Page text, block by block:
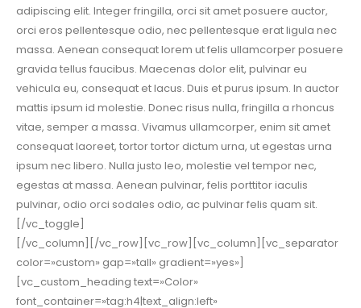
adipiscing elit. Integer fringilla, orci sit amet posuere auctor,
orci eros pellentesque odio, nec pellentesque erat ligula nec
massa. Aenean consequat lorem ut felis ullamcorper posuere
gravida tellus faucibus. Maecenas dolor elit, pulvinar eu
vehicula eu, consequat et lacus. Duis et purus ipsum. In auctor
mattis ipsum id molestie. Donec risus nulla, fringilla a rhoncus
vitae, semper a massa. Vivamus ullamcorper, enim sit amet
consequat laoreet, tortor tortor dictum urna, ut egestas urna
ipsum nec libero. Nulla justo leo, molestie vel tempor nec,
egestas at massa. Aenean pulvinar, felis porttitor iaculis
pulvinar, odio orci sodales odio, ac pulvinar felis quam sit.
[/vc_toggle]
[/vc_column][/vc_row][vc_row][vc_column][vc_separator
color=»custom» gap=»tall» gradient=»yes»]
[vc_custom_heading text=»Color»
font_container=»tag:h4|text_align:left»